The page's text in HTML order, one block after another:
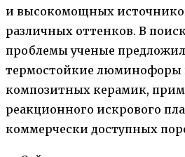
и высокомощных
различных оттенков. В
проблемы ученые
термостойкие люминофоры
композитных керамик,
реакционного искрового
коммерчески доступных